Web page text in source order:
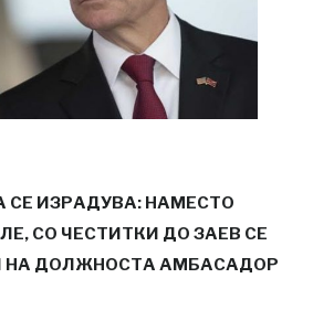
СЕ ИЗРАДУВА: НАМЕСТО
СО ЧЕСТИТКИ ДО ЗАЕВ СЕ
НА ДОЛЖНОСТА АМБАСАДОР